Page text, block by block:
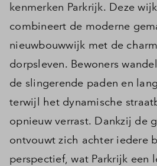
kenmerken Parkrijk. Deze
combineert de moderne
nieuwbouwwijk met de
dorpsleven. Bewoners
de slingerende paden en
terwijl het dynamische
opnieuw verrast. Dankzij de
ontvouwt zich achter iedere
perspectief, wat Parkrijk een